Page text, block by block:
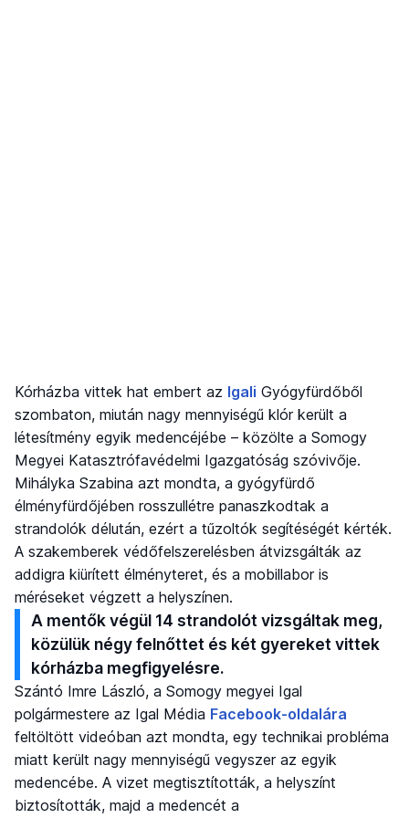
Kórházba vittek hat embert az Igali Gyógyfürdőből
szombaton, miután nagy mennyiségű klór került a
létesítmény egyik medencéjébe – közölte a Somogy
Megyei Katasztrófavédelmi Igazgatóság szóvivője.
Mihályka Szabina azt mondta, a gyógyfürdő
élményfürdőjében rosszullétre panaszkodtak a
strandolók délután, ezért a tűzoltók segítéségét kérték.
A szakemberek védőfelszerelésben átvizsgálták az
addigra kiürített élményteret, és a mobillabor is
méréseket végzett a helyszínen.
A mentők végül 14 strandolót vizsgáltak meg,
közülük négy felnőttet és két gyereket vittek
kórházba megfigyelésre.
Szántó Imre László, a Somogy megyei Igal
polgármestere az Igal Média Facebook-oldalára
feltöltött videóban azt mondta, egy technikai probléma
miatt került nagy mennyiségű vegyszer az egyik
medencébe. A vizet megtisztították, a helyszínt
biztosították, majd a medencét a